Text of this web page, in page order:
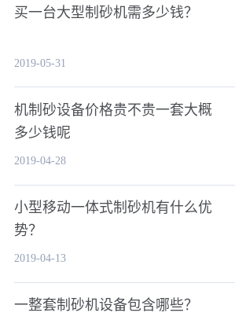
买一台大型制砂机需多少钱？
2019-05-31
机制砂设备价格贵不贵一套大概
多少钱呢
2019-04-28
小型移动一体式制砂机有什么优
势？
2019-04-13
一整套制砂机设备包含哪些？